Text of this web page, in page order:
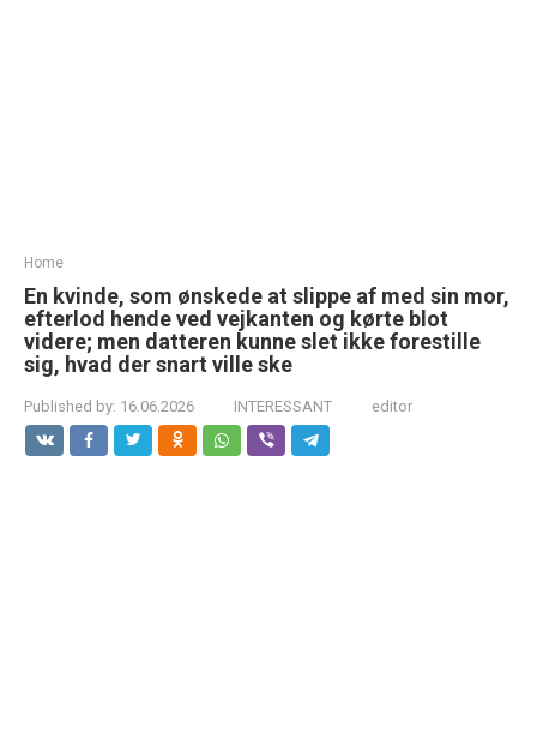
Home
En kvinde, som ønskede at slippe af med sin mor,
efterlod hende ved vejkanten og kørte blot
videre; men datteren kunne slet ikke forestille
sig, hvad der snart ville ske
Published by: 16.06.2026 INTERESSANT editor